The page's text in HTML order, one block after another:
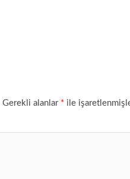
Gerekli alanlar * ile